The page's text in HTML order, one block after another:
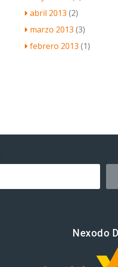
abril 2013 (2)
marzo 2013 (3)
febrero 2013 (1)
Nexodo